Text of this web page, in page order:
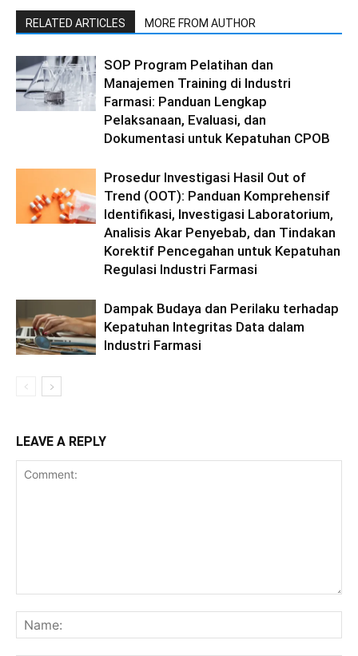
RELATED ARTICLES MORE FROM AUTHOR
SOP Program Pelatihan dan
Manajemen Training di Industri
Farmasi: Panduan Lengkap
Pelaksanaan, Evaluasi, dan
Dokumentasi untuk Kepatuhan CPOB
Prosedur Investigasi Hasil Out of
Trend (OOT): Panduan Komprehensif
Identifikasi, Investigasi Laboratorium,
Analisis Akar Penyebab, dan Tindakan
Korektif Pencegahan untuk Kepatuhan
Regulasi Industri Farmasi
Dampak Budaya dan Perilaku terhadap
Kepatuhan Integritas Data dalam
Industri Farmasi
LEAVE A REPLY